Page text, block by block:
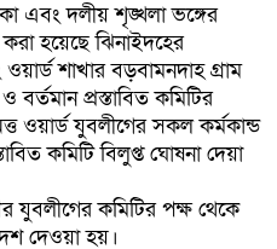
এবং দলীয় শৃঙ্খলা ভঙ্গের
হয়েছে ঝিনাইদহের
শাখার বড়বামনদাহ গ্রাম
প্রস্তাবিত কমিটির
যুবলীগের সকল কর্মকান্ড
কমিটি বিলুপ্ত ঘোষনা দেয়া
কমিটির পক্ষ থেকে
দেওয়া হয়।